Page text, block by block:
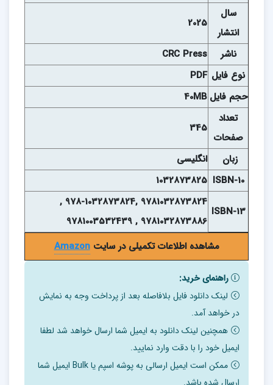
سال
انتشار
2025
ناشر
CRC Press
نوع فايل PDF
حجم فايل 40MB
تعداد
صفحات
345
زبان
انگلیسی
ISBN-10
1032873825
ISBN-13
9781032873824 ,978-1032873824 ,
9781032873886 , 9781003532439
مشاهده اطلاعات تکمیلی در سایتAmazon
راهنمای خرید:
لینک دانلود فایل بلافاصله بعد از پرداخت وجه به نمایش
در خواهد آمد.
همچنین لینک دانلود به ایمیل شما ارسال خواهد شد لطفا
ایمیل خود را با دقت وارد نمایید.
ممکن است ایمیل ارسالی به پوشه اسپم یا Bulk ایمیل شما